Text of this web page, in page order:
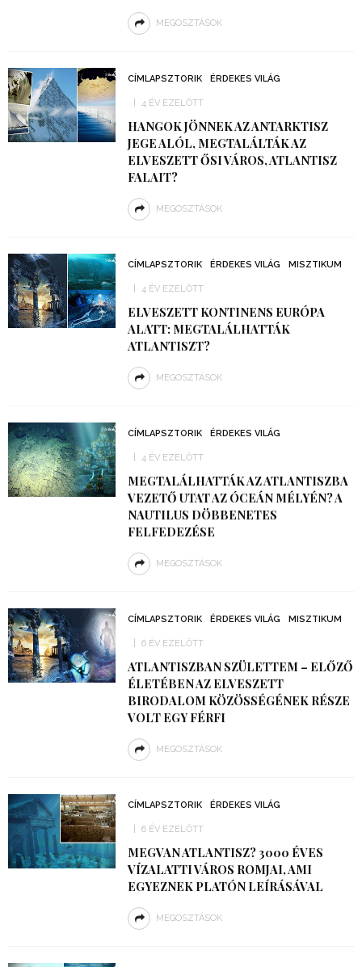
MEGOSZTÁSOK
CÍMLAPSZTORIK ÉRDEKES VILÁG
4 ÉV EZELŐTT
HANGOK JÖNNEK AZ ANTARKTISZ
JEGE ALÓL, MEGTALÁLTÁK AZ
ELVESZETT ŐSI VÁROS, ATLANTISZ
FALAIT?
MEGOSZTÁSOK
CÍMLAPSZTORIK ÉRDEKES VILÁG MISZTIKUM
4 ÉV EZELŐTT
ELVESZETT KONTINENS EURÓPA
ALATT: MEGTALÁLHATTÁK
ATLANTISZT?
MEGOSZTÁSOK
CÍMLAPSZTORIK ÉRDEKES VILÁG
4 ÉV EZELŐTT
MEGTALÁLHATTÁK AZ ATLANTISZBA
VEZETŐ UTAT AZ ÓCEÁN MÉLYÉN? A
NAUTILUS DÖBBENETES
FELFEDEZÉSE
MEGOSZTÁSOK
CÍMLAPSZTORIK ÉRDEKES VILÁG MISZTIKUM
6 ÉV EZELŐTT
ATLANTISZBAN SZÜLETTEM – ELŐZŐ
ÉLETÉBEN AZ ELVESZETT
BIRODALOM KÖZÖSSÉGÉNEK RÉSZE
VOLT EGY FÉRFI
MEGOSZTÁSOK
CÍMLAPSZTORIK ÉRDEKES VILÁG
6 ÉV EZELŐTT
MEGVAN ATLANTISZ? 3000 ÉVES
VÍZALATTI VÁROS ROMJAI, AMI
EGYEZNEK PLATÓN LEÍRÁSÁVAL
MEGOSZTÁSOK